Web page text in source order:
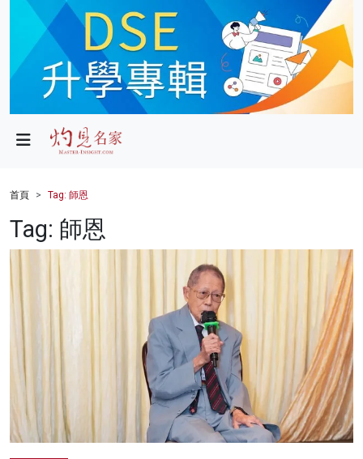
政局
財經
健康
名家榜
灼見活動
首頁 Tag: 師恩
Tag: 師恩